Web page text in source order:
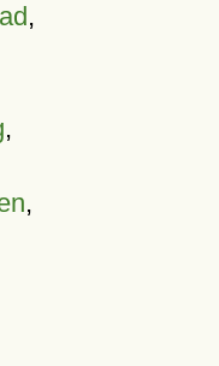
,
,
,